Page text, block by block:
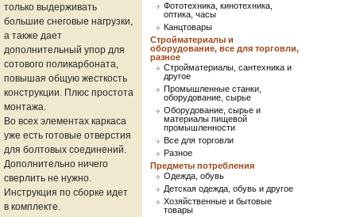
только выдерживать
большие снеговые нагрузки,
а также дает
дополнительный упор для
сотового поликарбоната,
повышая общую жесткость
конструкции. Плюс простота
монтажа.
Во всех элементах каркаса
уже есть готовые отверстия
для болтовых соединений.
Дополнительно ничего
сверлить не нужно.
Инструкция по сборке идет
в комплекте.
Фототехника, кинотехника,
оптика, часы
Канцтовары
Стройматериалы и
оборудование, все для торговли,
разное
Стройматериалы, сантехника и
другое
Промышленные станки,
оборудование, сырье
Оборудование, сырье и
материалы пищевой
промышленности
Все для торговли
Разное
Предметы потребления
Одежда, обувь
Детская одежда, обувь и другое
Хозяйственные и бытовые
товары